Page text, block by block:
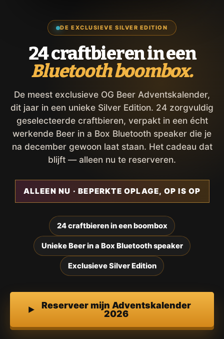
DE EXCLUSIEVE SILVER EDITION
24 craftbieren in een
Bluetooth boombox.
De meest exclusieve OG Beer Adventskalender,
dit jaar in een unieke Silver Edition. 24 zorgvuldig
geselecteerde craftbieren, verpakt in een écht
werkende Beer in a Box Bluetooth speaker die je
na december gewoon laat staan. Het cadeau dat
blijft — alleen nu te reserveren.
ALLEEN NU · BEPERKTE OPLAGE, OP IS OP
24 craftbieren in een boombox
Unieke Beer in a Box Bluetooth speaker
Exclusieve Silver Edition
Reserveer mijn Adventskalender
2026